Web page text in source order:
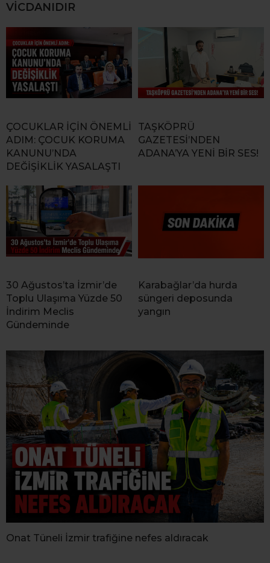
VİCDANIDIR
ÇOCUKLAR İÇİN ÖNEMLİ
ADIM: ÇOCUK KORUMA
KANUNU’NDA
DEĞİŞİKLİK YASALAŞTI
TAŞKÖPRÜ
GAZETESİ’NDEN
ADANA’YA YENİ BİR SES!
30 Ağustos’ta İzmir’de
Toplu Ulaşıma Yüzde 50
İndirim Meclis
Gündeminde
Karabağlar’da hurda
süngeri deposunda
yangın
Onat Tüneli İzmir trafiğine nefes aldıracak